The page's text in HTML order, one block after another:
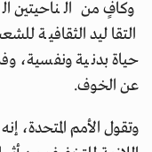
وكافٍ من الناحيتين
التقاليد الثقافية
حياة بدنية ونفسية،
عن الخوف.
وتقول الأمم المتحدة،